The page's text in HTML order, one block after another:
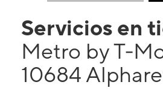
Servicios en
Metro by T-
10684